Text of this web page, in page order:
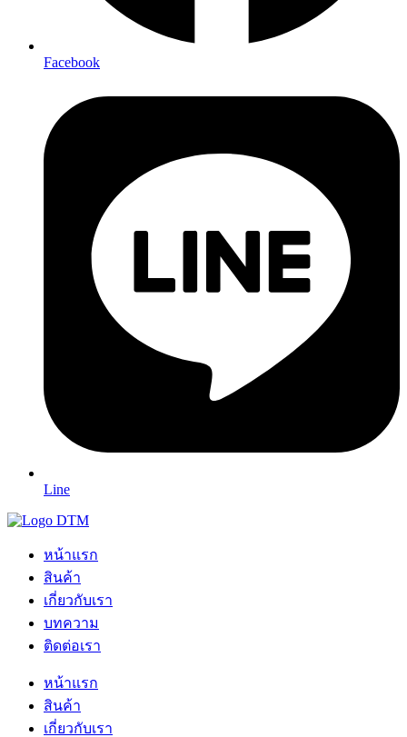
Facebook
Line
หน้าแรก
สินค้า
เกี่ยวกับเรา
บทความ
ติดต่อเรา
หน้าแรก
สินค้า
เกี่ยวกับเรา